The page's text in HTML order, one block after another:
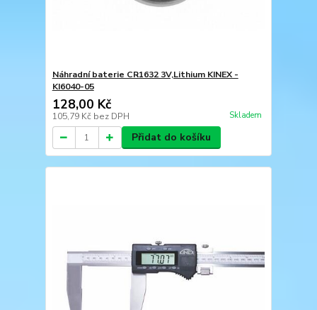
Náhradní baterie CR1632 3V,Lithium KINEX -
KI6040-05
128,00 Kč
105,79 Kč bez DPH Skladem
Přidat do košíku